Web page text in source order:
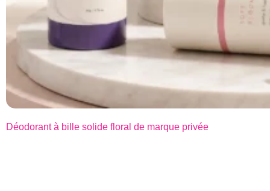
Déodorant à bille solide floral de marque privée